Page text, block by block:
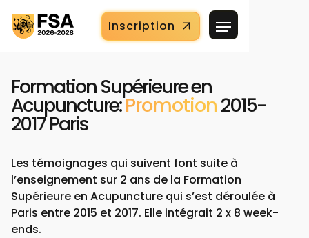
Inscription
Formation Supérieure en
Acupuncture:Promotion2015-
2017 Paris
Les témoignages qui suivent font suite à
l’enseignement sur 2 ans de la Formation
Supérieure en Acupuncture qui s’est déroulée à
Paris entre 2015 et 2017. Elle intégrait 2 x 8 week-
ends.